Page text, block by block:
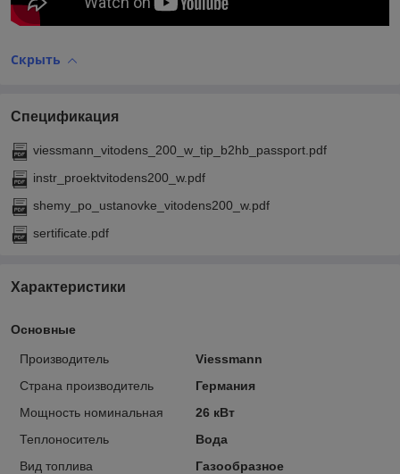
Скрыть
Спецификация
viessmann_vitodens_200_w_tip_b2hb_passport.pdf
instr_proektvitodens200_w.pdf
shemy_po_ustanovke_vitodens200_w.pdf
sertificate.pdf
Характеристики
Основные
Производитель
Viessmann
Страна производитель
Германия
Мощность номинальная
26 кВт
Теплоноситель
Вода
Вид топлива
Газообразное